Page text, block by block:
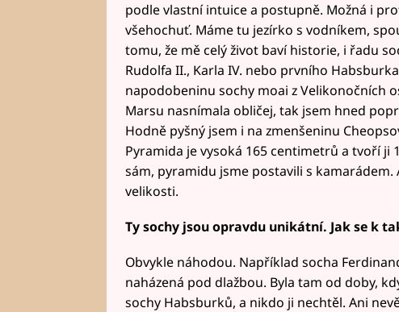
podle vlastní intuice a postupně. Možná i
všehochuť. Máme tu jezírko s vodníkem,
tomu, že mě celý život baví historie, i řadu
Rudolfa II., Karla IV. nebo prvního
napodobeninu sochy moai z Velikonočních
Marsu nasnímala obličej, tak jsem hned
Hodně pyšný jsem i na zmenšeninu
Pyramida je vysoká 165 centimetrů a tvoří ji
sám, pyramidu jsme postavili s
velikosti.
Ty sochy jsou opravdu unikátní. Jak se k
Obvykle náhodou. Například socha
naházená pod dlažbou. Byla tam od doby,
sochy Habsburků, a nikdo ji nechtěl. Ani